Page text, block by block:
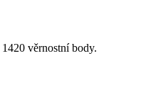
1420 věrnostní body.